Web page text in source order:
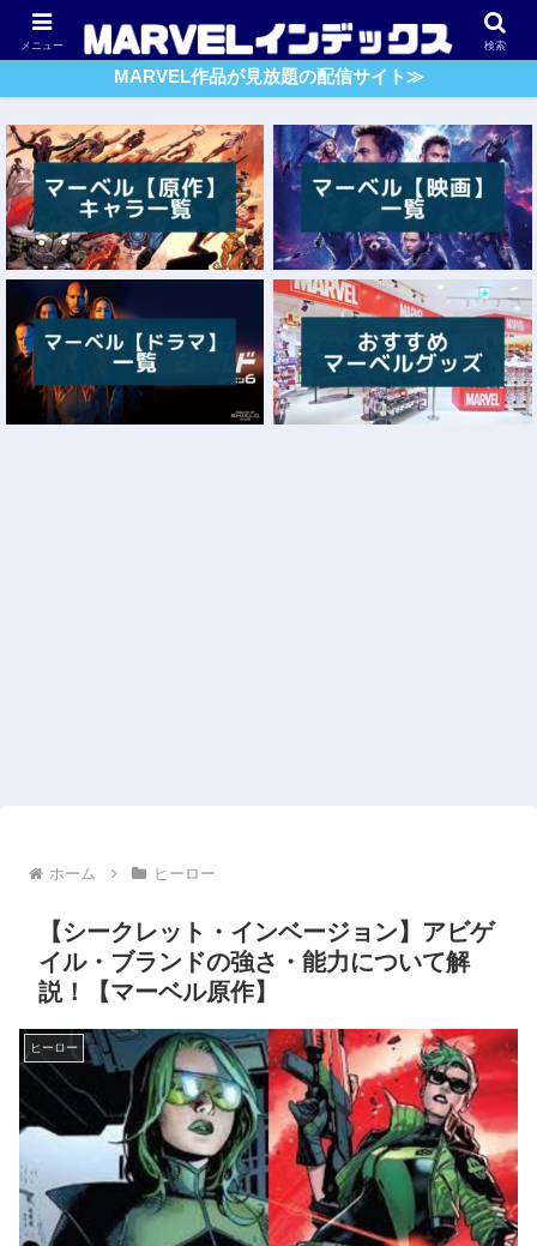
アベンジャーズ スパイダーマン ガーディアンズ・O・G
MARVEL作品が見放題の配信サイト≫
ホーム ヒーロー
【シークレット・インベージョン】アビゲ
イル・ブランドの強さ・能力について解
説！【マーベル原作】
ヒーロー
メニュー 検索